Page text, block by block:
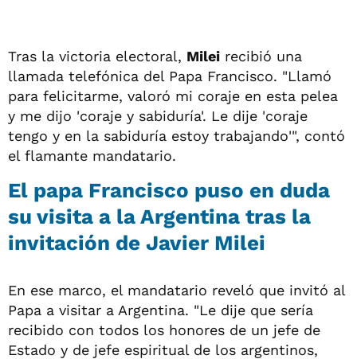
Tras la victoria electoral, Milei recibió una
llamada telefónica del Papa Francisco. "Llamó
para felicitarme, valoró mi coraje en esta pelea
y me dijo 'coraje y sabiduría'. Le dije 'coraje
tengo y en la sabiduría estoy trabajando'", contó
el flamante mandatario.
El papa Francisco puso en duda
su visita a la Argentina tras la
invitación de Javier Milei
En ese marco, el mandatario reveló que invitó al
Papa a visitar a Argentina. "Le dije que sería
recibido con todos los honores de un jefe de
Estado y de jefe espiritual de los argentinos,